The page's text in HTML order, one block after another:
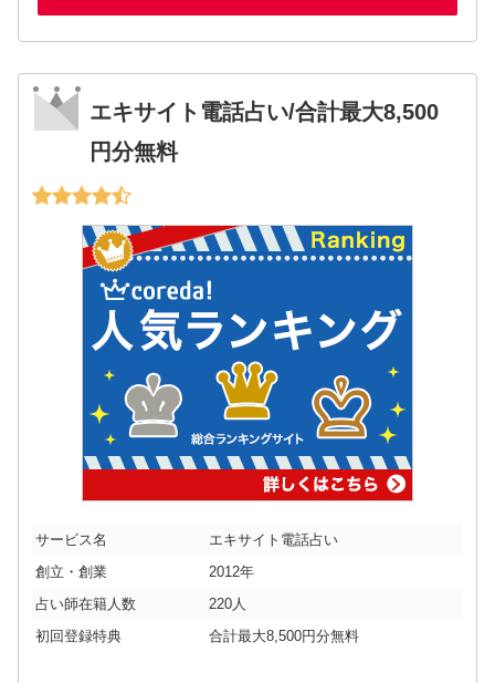
エキサイト電話占い/合計最大8,500
円分無料
サービス名
エキサイト電話占い
創立・創業
2012年
占い師在籍人数
220人
初回登録特典
合計最大8,500円分無料